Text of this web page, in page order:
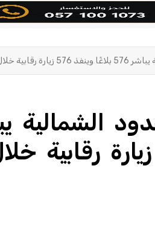
مايو 2026
الشمالية
576 بلاغًا وينفذ 576 زيارة